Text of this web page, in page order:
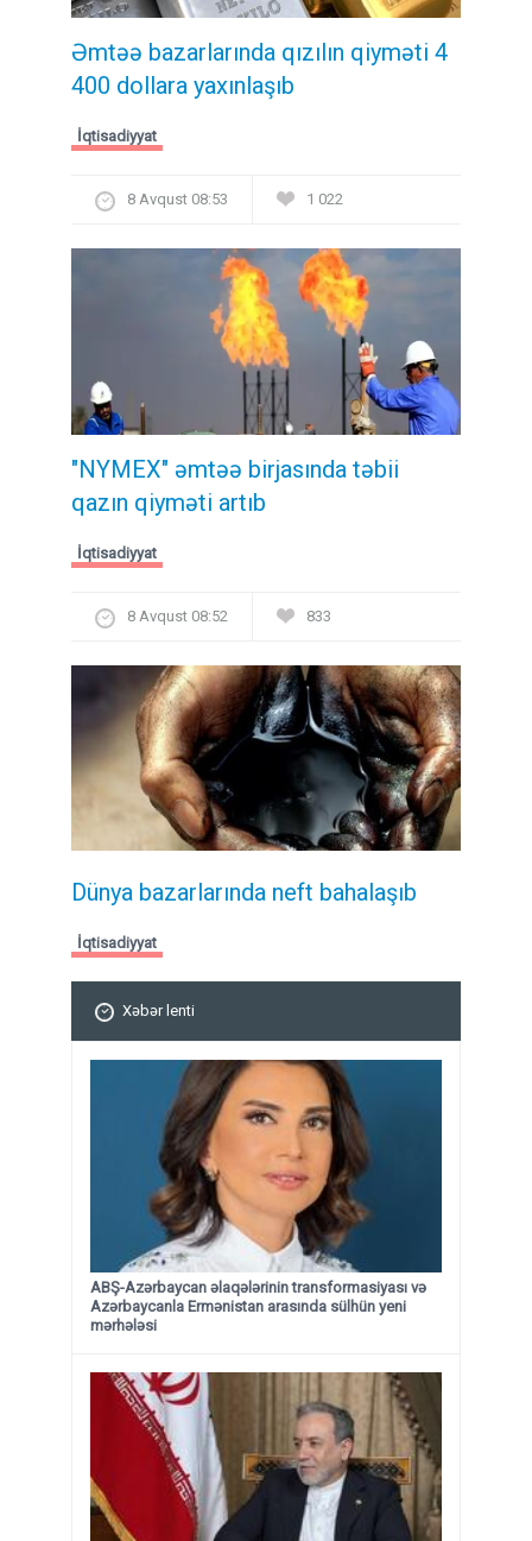
Əmtəə bazarlarında qızılın qiyməti 4
400 dollara yaxınlaşıb
İqtisadiyyat
8 Avqust 08:53 1 022
"NYMEX" əmtəə birjasında təbii
qazın qiyməti artıb
İqtisadiyyat
8 Avqust 08:52 833
Dünya bazarlarında neft bahalaşıb
İqtisadiyyat
Xəbər lenti
ABŞ-Azərbaycan əlaqələrinin transformasiyası və
Azərbaycanla Ermənistan arasında sülhün yeni
mərhələsi